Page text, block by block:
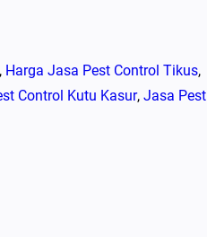
, Harga Jasa Pest Control Tikus,
Control Kutu Kasur, Jasa Pest